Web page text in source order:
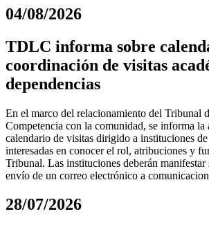
04/08/2026
TDLC informa sobre
coordinación de visitas
dependencias
En el marco del relacionamiento del Tribunal
Competencia con la comunidad, se informa la
calendario de visitas dirigido a instituciones
interesadas en conocer el rol, atribuciones y
Tribunal. Las instituciones deberán manifestar
envío de un correo electrónico a
28/07/2026